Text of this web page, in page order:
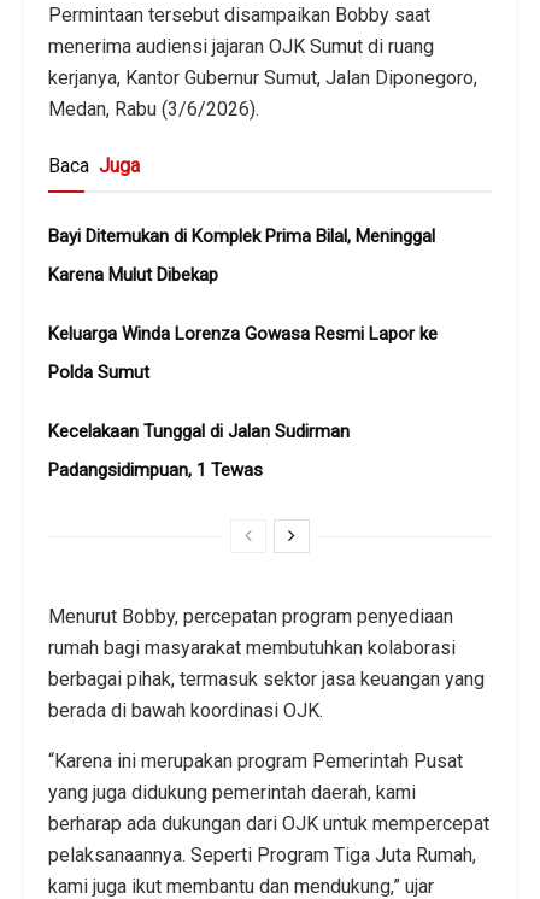
Permintaan tersebut disampaikan Bobby saat
menerima audiensi jajaran OJK Sumut di ruang
kerjanya, Kantor Gubernur Sumut, Jalan Diponegoro,
Medan, Rabu (3/6/2026).
Baca Juga
Bayi Ditemukan di Komplek Prima Bilal, Meninggal
Karena Mulut Dibekap
Keluarga Winda Lorenza Gowasa Resmi Lapor ke
Polda Sumut
Kecelakaan Tunggal di Jalan Sudirman
Padangsidimpuan, 1 Tewas
Menurut Bobby, percepatan program penyediaan
rumah bagi masyarakat membutuhkan kolaborasi
berbagai pihak, termasuk sektor jasa keuangan yang
berada di bawah koordinasi OJK.
“Karena ini merupakan program Pemerintah Pusat
yang juga didukung pemerintah daerah, kami
berharap ada dukungan dari OJK untuk mempercepat
pelaksanaannya. Seperti Program Tiga Juta Rumah,
kami juga ikut membantu dan mendukung,” ujar